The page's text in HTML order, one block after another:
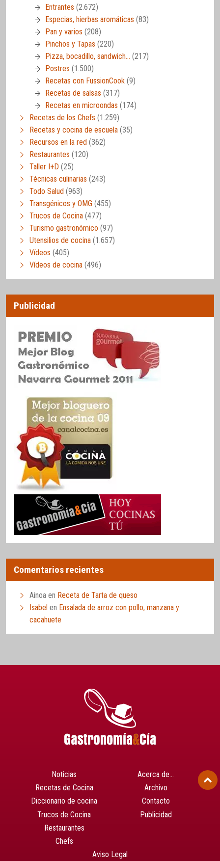
Entrantes (2.672)
Especias, hierbas aromáticas (83)
Pan y varios (208)
Pinchos y Tapas (220)
Pizza, bocadillo, sandwich… (217)
Postres (1.500)
Recetas con FussionCook (9)
Recetas de salsas (317)
Recetas en microondas (174)
Recetas de los Chefs (1.259)
Recetas y cocina de escuela (35)
Recursos en la red (362)
Restaurantes (120)
Taller I+D (25)
Técnicas culinarias (243)
Todo Salud (963)
Transgénicos y OMG (455)
Trucos de Cocina (477)
Turismo gastronómico (97)
Utensilios de cocina (1.657)
Vídeos (405)
Vídeos de cocina (496)
Publicidad
Comentarios recientes
Ainoa en Receta de Tarta de queso
Isabel en Ensalada de arroz con pollo, manzana y
cacahuete
Noticias
Recetas de Cocina
Diccionario de cocina
Trucos de Cocina
Restaurantes
Chefs
Acerca de…
Archivo
Contacto
Publicidad
Aviso Legal